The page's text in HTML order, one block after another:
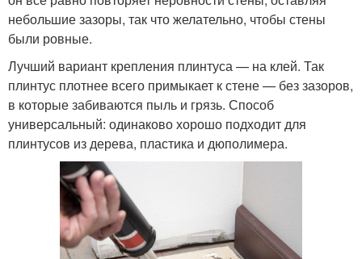
небольшие зазоры, так что желательно, чтобы стены
были ровные.
Лучший вариант крепления плинтуса — на клей. Так
плинтус плотнее всего примыкает к стене — без зазоров,
в которые забиваются пыль и грязь. Способ
универсальный: одинаково хорошо подходит для
плинтусов из дерева, пластика и дюполимера.